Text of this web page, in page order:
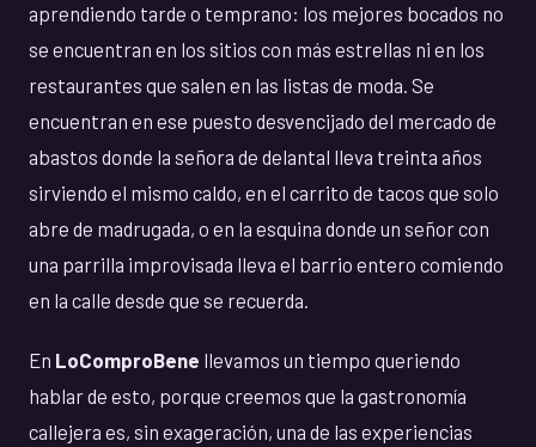
aprendiendo tarde o temprano: los mejores bocados no
se encuentran en los sitios con más estrellas ni en los
restaurantes que salen en las listas de moda. Se
encuentran en ese puesto desvencijado del mercado de
abastos donde la señora de delantal lleva treinta años
sirviendo el mismo caldo, en el carrito de tacos que solo
abre de madrugada, o en la esquina donde un señor con
una parrilla improvisada lleva el barrio entero comiendo
en la calle desde que se recuerda.
En LoComproBene llevamos un tiempo queriendo
hablar de esto, porque creemos que la gastronomía
callejera es, sin exageración, una de las experiencias